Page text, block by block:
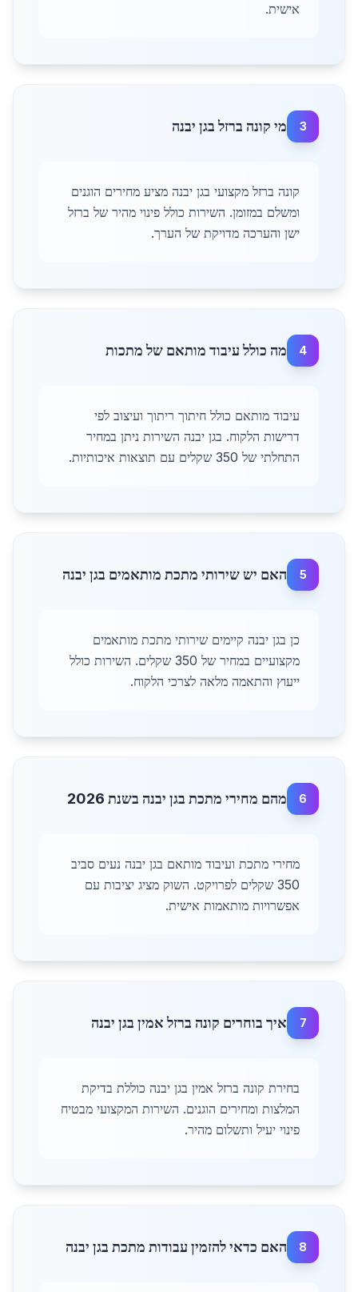
אישית.
3 מי קונה ברזל בגן יבנה
קונה ברזל מקצועי בגן יבנה מציע מחירים הוגנים
ומשלם במזומן. השירות כולל פינוי מהיר של ברזל
ישן והערכה מדויקת של הערך.
4 מה כולל עיבוד מותאם של מתכות
עיבוד מותאם כולל חיתוך ריתוך ועיצוב לפי
דרישות הלקוח. בגן יבנה השירות ניתן במחיר
התחלתי של 350 שקלים עם תוצאות איכותיות.
5 האם יש שירותי מתכת מותאמים בגן יבנה
כן בגן יבנה קיימים שירותי מתכת מותאמים
מקצועיים במחיר של 350 שקלים. השירות כולל
ייעוץ והתאמה מלאה לצרכי הלקוח.
6 מהם מחירי מתכת בגן יבנה בשנת 2026
מחירי מתכת ועיבוד מותאם בגן יבנה נעים סביב
350 שקלים לפרויקט. השוק מציג יציבות עם
אפשרויות מותאמות אישית.
7 איך בוחרים קונה ברזל אמין בגן יבנה
בחירת קונה ברזל אמין בגן יבנה כוללת בדיקת
המלצות ומחירים הוגנים. השירות המקצועי מבטיח
פינוי יעיל ותשלום מהיר.
8 האם כדאי להזמין עבודות מתכת בגן יבנה